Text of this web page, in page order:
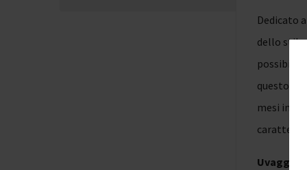
Dedicato
dello stile
possibili,
questo
mesi in
Uvaggio